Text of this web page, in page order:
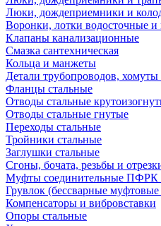
Люки, дождеприемники и
Воронки, лотки водосточные
Клапаны канализационные
Смазка сантехническая
Кольца и манжеты
Детали трубопроводов,
Фланцы стальные
Отводы стальные
Отводы стальные гнутые
Переходы стальные
Тройники стальные
Заглушки стальные
Сгоны, бочата, резьбы и
Муфты соединительные
Грувлок (бессварные
Компенсаторы и вибровставки
Опоры стальные